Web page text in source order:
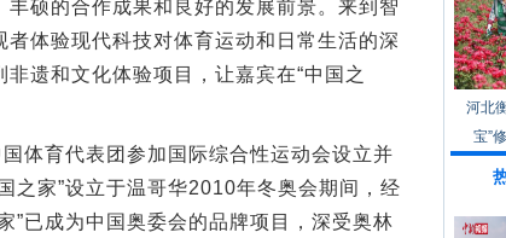
硕的合作成果和良好的发展前景。来到智
体验现代科技对体育运动和日常生活的深
遗和文化体验项目，让嘉宾在“中国之
体育代表团参加国际综合性运动会设立并
之家”设立于温哥华2010年冬奥会期间，经
”已成为中国奥委会的品牌项目，深受奥林
河北
宝”